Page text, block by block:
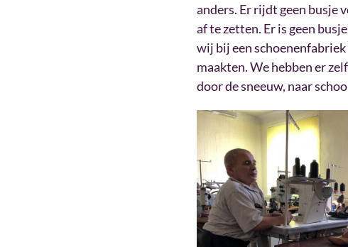
anders. Er rijdt geen busje
af te zetten. Er is geen
wij bij een
maakten. We hebben er
door de sneeuw, naar